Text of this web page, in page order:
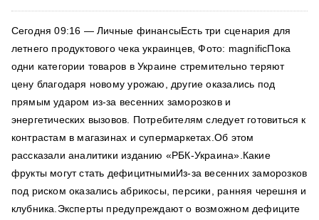
Сегодня 09:16 — Личные финансыЕсть три сценария для
летнего продуктового чека украинцев, Фото: magnificПока
одни категории товаров в Украине стремительно теряют
цену благодаря новому урожаю, другие оказались под
прямым ударом из-за весенних заморозков и
энергетических вызовов. Потребителям следует готовиться к
контрастам в магазинах и супермаркетах.Об этом
рассказали аналитики изданию «РБК-Украина».Какие
фрукты могут стать дефицитнымиИз-за весенних заморозков
под риском оказались абрикосы, персики, ранняя черешня и
клубника.Эксперты предупреждают о возможном дефиците